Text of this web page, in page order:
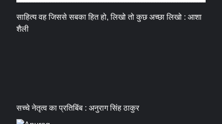
साहित्य वह जिससे सबका हित हो, लिखो तो कुछ अच्छा लिखो : आशा
शैली
सच्चे नेतृत्व का प्रतिबिंब : अनुराग सिंह ठाकुर